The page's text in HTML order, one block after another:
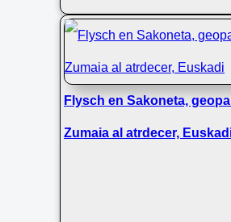
Flysch en Sakoneta,
Zumaia al atrdecer,